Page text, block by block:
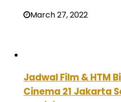
March 27, 2022
Jadwal Film & HTM
Cinema 21 Jakarta